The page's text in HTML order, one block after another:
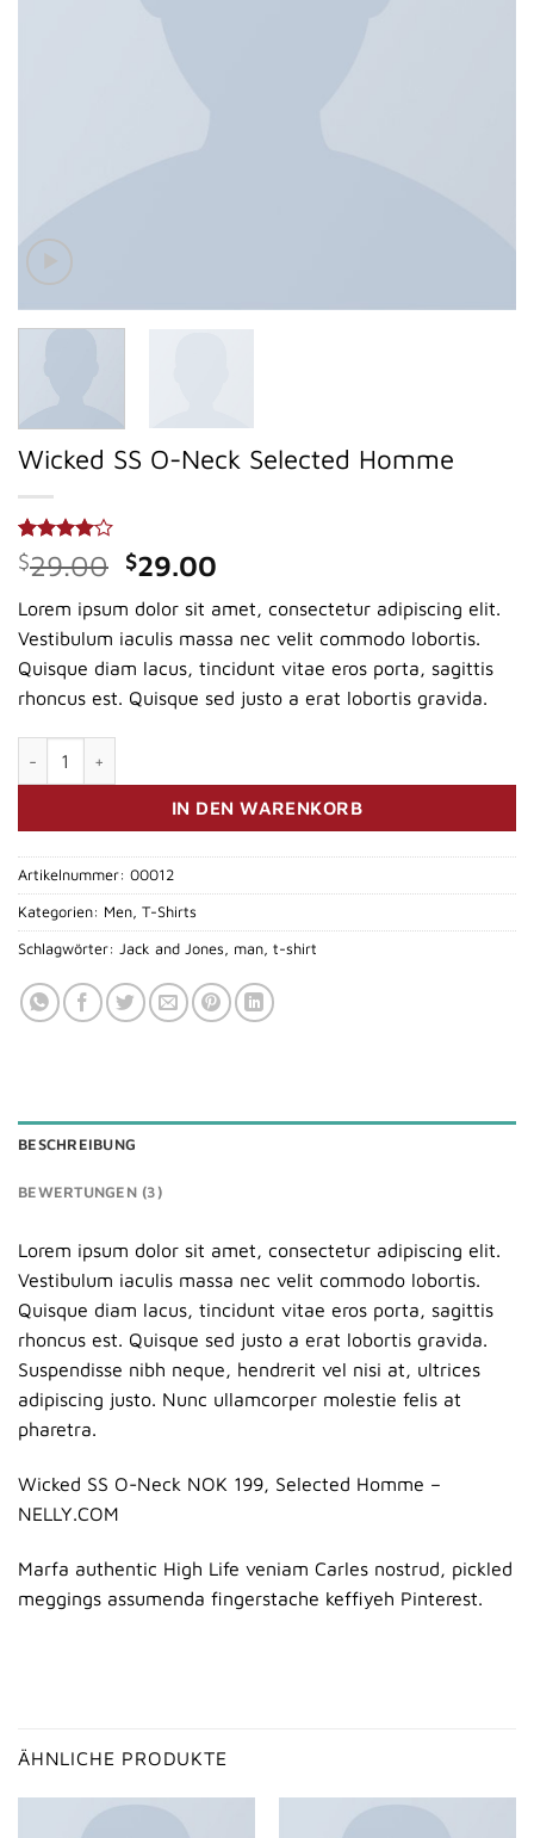
Wicked SS O-Neck Selected Homme
Bewertet
mit4.00
basierend
auf
3
Kundenbewertungen
$29.00 Ursprünglicher
war:
$29.00
$29.00
ist:
$29.00.
Lorem ipsum dolor sit amet, consectetur adipiscing elit.
Vestibulum iaculis massa nec velit commodo lobortis.
Quisque diam lacus, tincidunt vitae eros porta, sagittis
rhoncus est. Quisque sed justo a erat lobortis gravida.
IN DEN WARENKORB
Artikelnummer: 00012
Kategorien: Men, T-Shirts
Schlagwörter: Jack and Jones, man, t-shirt
BESCHREIBUNG
BEWERTUNGEN (3)
Lorem ipsum dolor sit amet, consectetur adipiscing elit.
Vestibulum iaculis massa nec velit commodo lobortis.
Quisque diam lacus, tincidunt vitae eros porta, sagittis
rhoncus est. Quisque sed justo a erat lobortis gravida.
Suspendisse nibh neque, hendrerit vel nisi at, ultrices
adipiscing justo. Nunc ullamcorper molestie felis at
pharetra.
Wicked SS O-Neck NOK 199, Selected Homme –
NELLY.COM
Marfa authentic High Life veniam Carles nostrud, pickled
meggings assumenda fingerstache keffiyeh Pinterest.
ÄHNLICHE PRODUKTE